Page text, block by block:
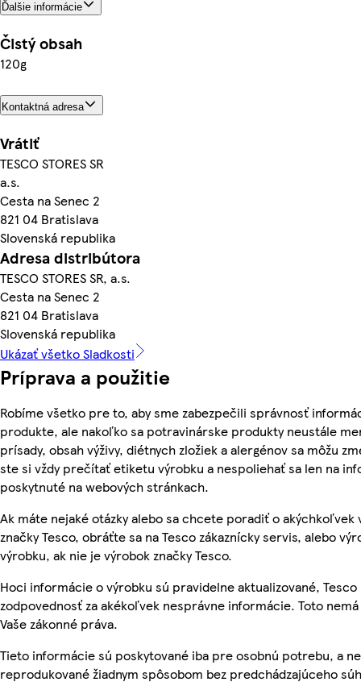
Ďalšie informácie
Čistý obsah
120g
Kontaktná adresa
Vrátiť
TESCO STORES SR
a.s.
Cesta na Senec 2
821 04 Bratislava
Slovenská republika
Adresa distribútora
TESCO STORES SR, a.s.
Cesta na Senec 2
821 04 Bratislava
Slovenská republika
Ukázať všetko Sladkosti
Príprava a použitie
Robíme všetko pre to, aby sme zabezpečili správnosť
produkte, ale nakoľko sa potravinárske produkty neustále
prísady, obsah výživy, diétnych zložiek a alergénov sa môžu
ste si vždy prečítať etiketu výrobku a nespoliehať sa len na
poskytnuté na webových stránkach.
Ak máte nejaké otázky alebo sa chcete poradiť o akýchkoľvek
značky Tesco, obráťte sa na Tesco zákaznícky servis, alebo
výrobku, ak nie je výrobok značky Tesco.
Hoci informácie o výrobku sú pravidelne aktualizované, Tesco
zodpovednosť za akékoľvek nesprávne informácie. Toto
Vaše zákonné práva.
Tieto informácie sú poskytované iba pre osobnú potrebu, a
reprodukované žiadnym spôsobom bez predchádzajúceho